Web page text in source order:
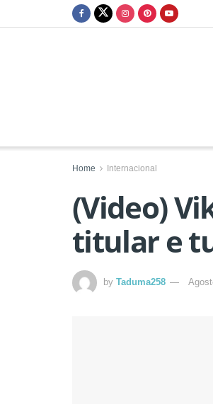
Home Internacional
(Video)
titular e
by Taduma258